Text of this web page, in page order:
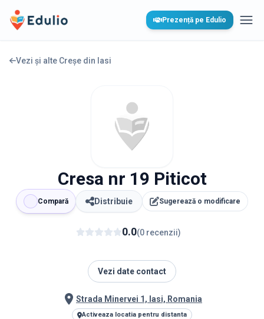
Edulio Prezență pe Edulio
Vezi și alte Creșe din Iasi
Cresa nr 19 Piticot
Compară Distribuie Sugerează o modificare
0.0(0 recenzii)
Vezi date contact
Strada Minervei 1, Iasi, Romania
Activeaza locatia pentru distanta